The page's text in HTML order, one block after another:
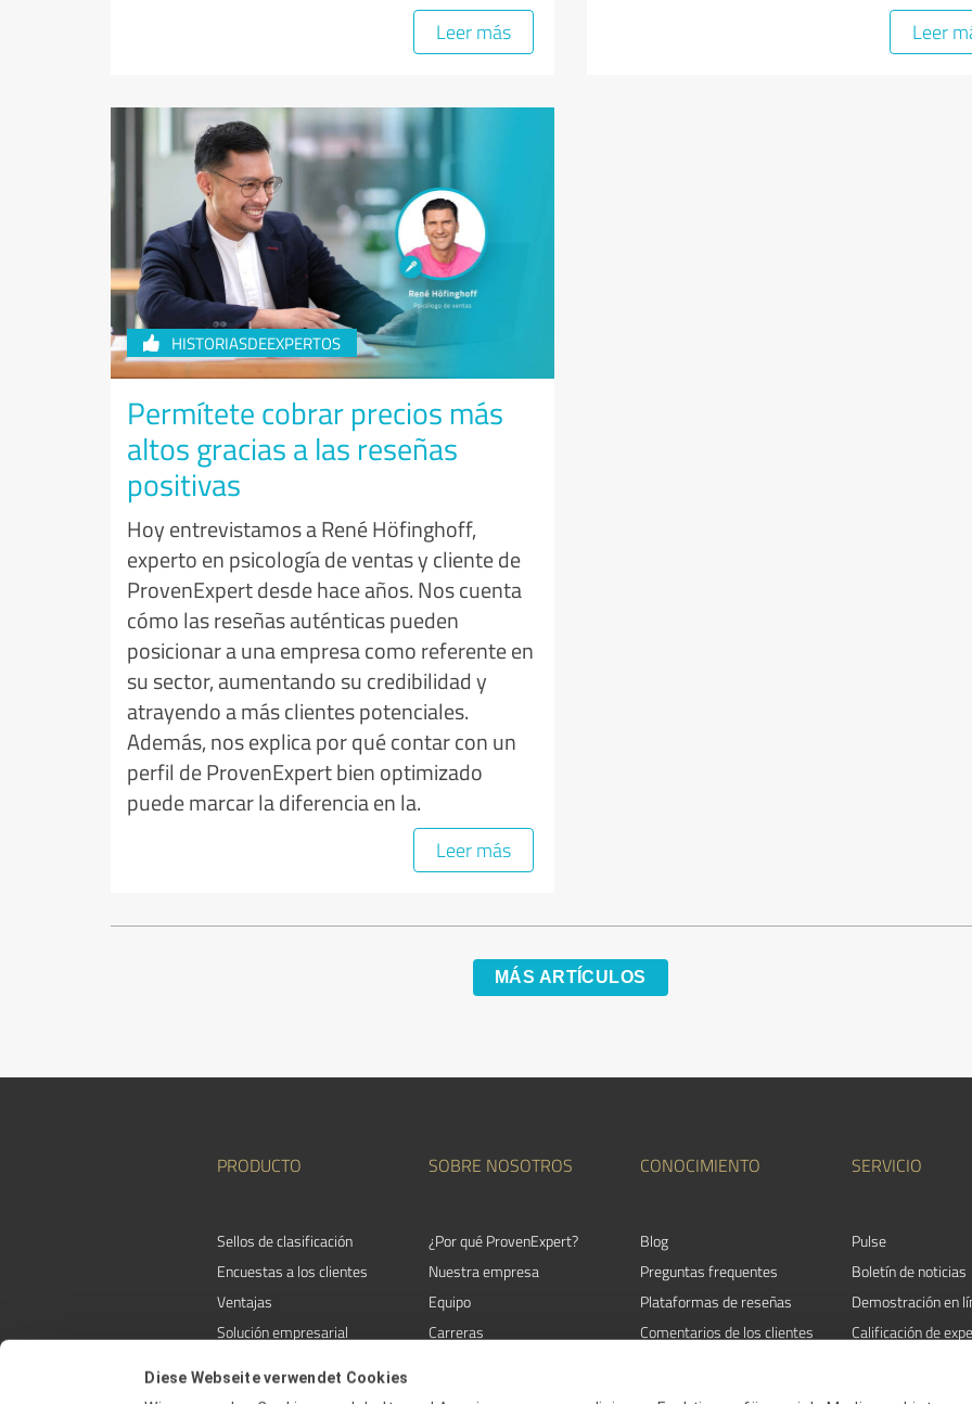
Diese Webseite verwendet Cookies
Leer más Leer
HISTORIASDEEXPERTOS
Permítete cobrar precios más
altos gracias a las reseñas
positivas
Hoy entrevistamos a René Höfinghoff,
experto en psicología de ventas y cliente de
ProvenExpert desde hace años. Nos cuenta
cómo las reseñas auténticas pueden
posicionar a una empresa como referente en
su sector, aumentando su credibilidad y
atrayendo a más clientes potenciales.
Además, nos explica por qué contar con un
perfil de ProvenExpert bien optimizado
puede marcar la diferencia en la.
Leer más
MÁS ARTÍCULOS
PRODUCTO
Sellos de clasificación
Encuestas a los clientes
Ventajas
Solución empresarial
SOBRE NOSOTROS
¿Por qué ProvenExpert?
Nuestra empresa
Equipo
Carreras
CONOCIMIENTO
Blog
Preguntas frequentes
Plataformas de reseñas
Comentarios de los clientes
SERVICIO
Pulse
Boletín de noticias
Demostración en
Calificación de